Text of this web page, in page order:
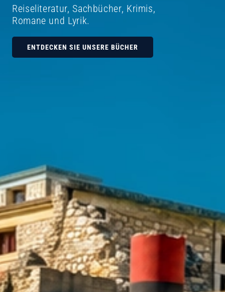
Reiseliteratur, Sachbücher, Krimis,
Romane und Lyrik.
ENTDECKEN SIE UNSERE BÜCHER